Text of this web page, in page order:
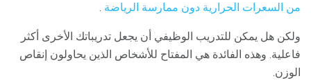
من السعرات الحرارية دون ممارسة الرياضة .
ولكن هل يمكن للتدريب الوظيفي أن يجعل تدريباتك الأخرى أكثر
فاعلية. وهذه الفائدة هي المفتاح للأشخاص الذين يحاولون إنقاص
الوزن.